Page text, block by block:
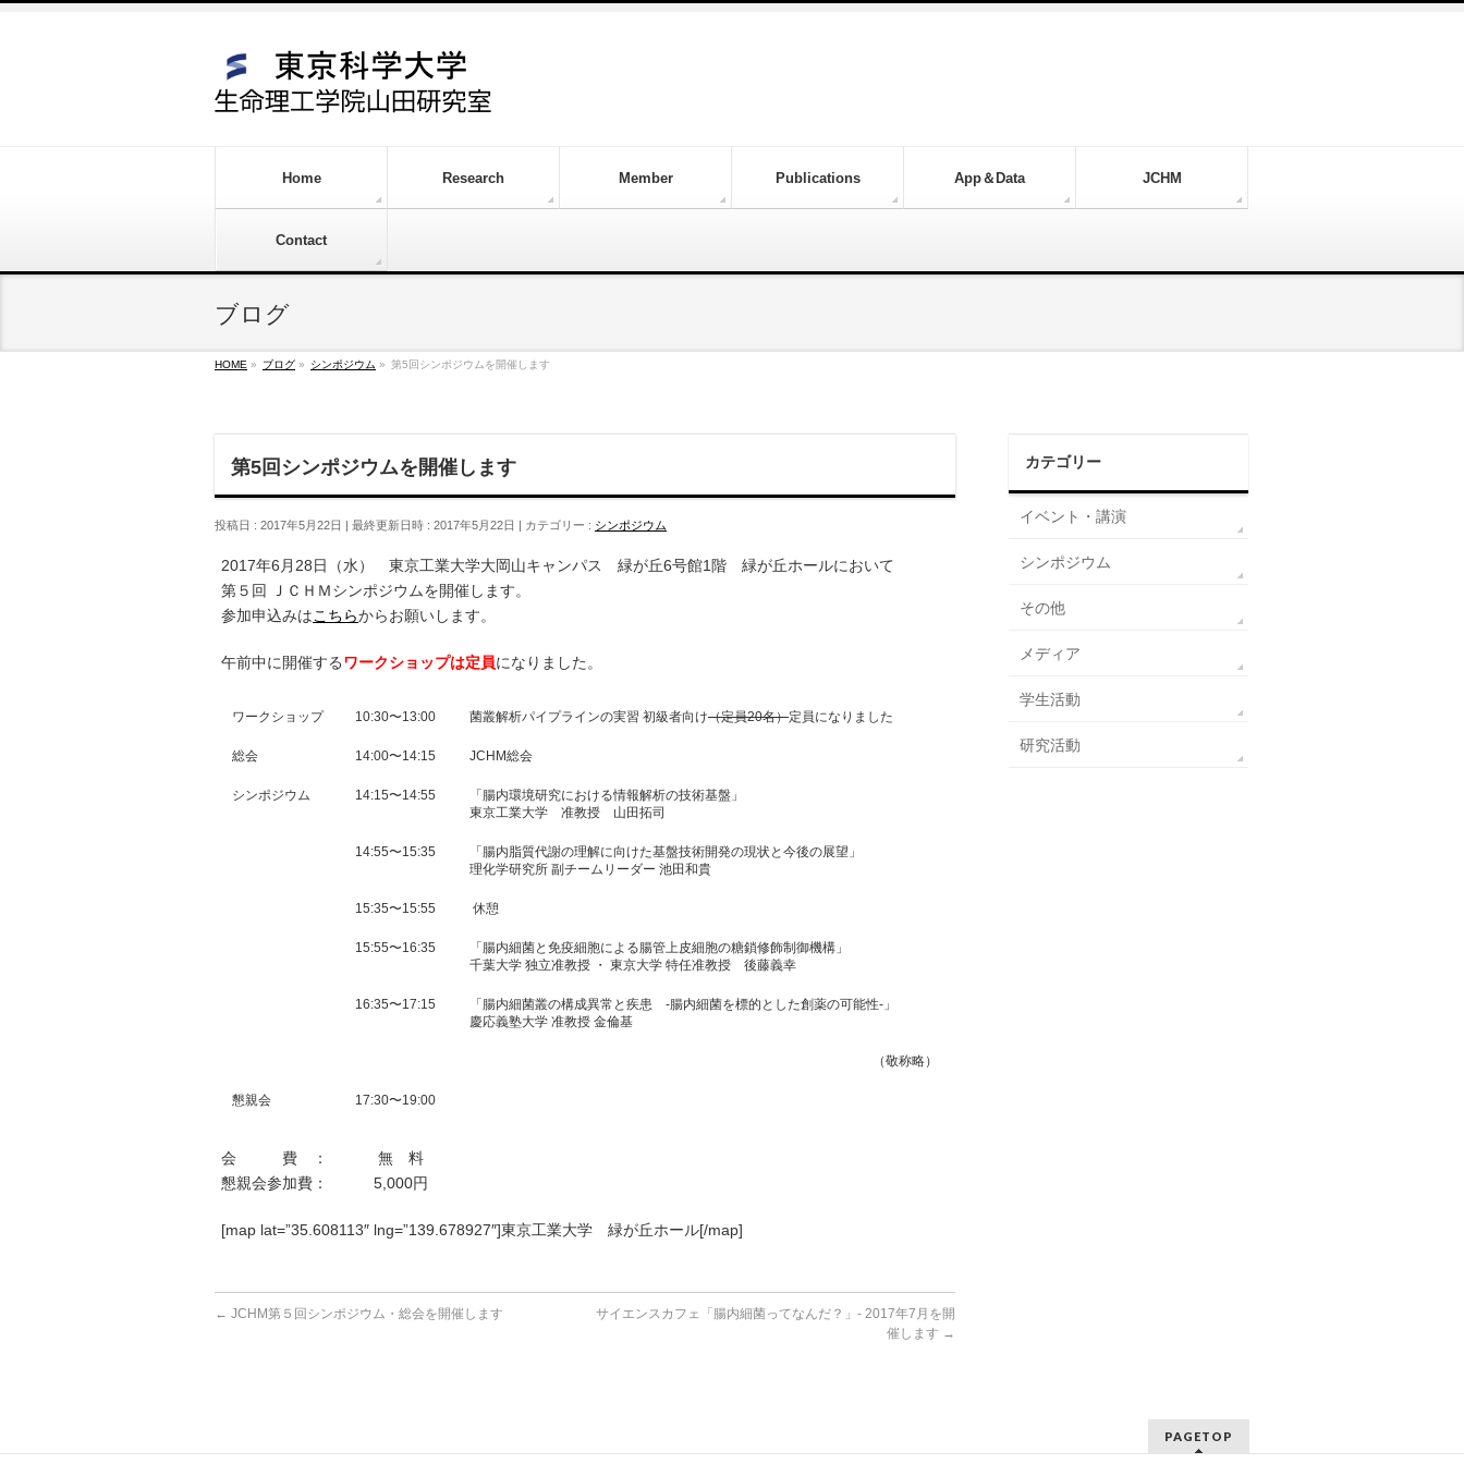
Home Research Member Publications App＆Data JCHM
Contact
ブログ
HOME » ブログ » シンポジウム » 第5回シンポジウムを開催します
第5回シンポジウムを開催します
投稿日 : 2017年5月22日 最終更新日時 : 2017年5月22日 カテゴリー : シンポジウム
2017年6月28日（水） 東京工業大学大岡山キャンパス 緑が丘6号館1階 緑が丘ホールにおいて
第５回 ＪＣＨＭシンポジウムを開催します。
参加申込みはこちらからお願いします。
午前中に開催するワークショップは定員になりました。
ワークショップ 10:30〜13:00 菌叢解析パイプラインの実習 初級者向け（定員20名）定員になりました
総会 14:00〜14:15 JCHM総会
シンポジウム 14:15〜14:55
「腸内環境研究における情報解析の技術基盤」
東京工業大学 准教授 山田拓司
14:55〜15:35
「腸内脂質代謝の理解に向けた基盤技術開発の現状と今後の展望」
理化学研究所 副チームリーダー 池田和貴
15:35〜15:55 休憩
15:55〜16:35
「腸内細菌と免疫細胞による腸管上皮細胞の糖鎖修飾制御機構」
千葉大学 独立准教授 ・ 東京大学 特任准教授 後藤義幸
16:35〜17:15
「腸内細菌叢の構成異常と疾患 -腸内細菌を標的とした創薬の可能性-」​​
慶応義塾大学 准教授 金倫基
（敬称略）
懇親会 17:30〜19:00
会 費 ： 無 料
懇親会参加費： 5,000円
[map lat=”35.608113″ lng=”139.678927″]東京工業大学 緑が丘ホール[/map]
← JCHM第５回シンポジウム・総会を開催します
サイエンスカフェ「腸内細菌ってなんだ？」- 2017年7月を開
催します →
カテゴリー
イベント・講演
シンポジウム
その他
メディア
学生活動
研究活動
PAGETOP